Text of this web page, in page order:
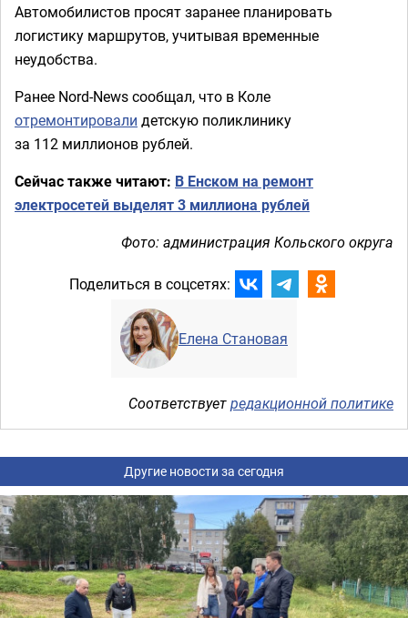
Автомобилистов просят заранее планировать
логистику маршрутов, учитывая временные
неудобства.
Ранее Nord-News сообщал, что в Коле
отремонтировали детскую поликлинику
за 112 миллионов рублей.
Сейчас также читают: В Енском на ремонт
электросетей выделят 3 миллиона рублей
Фото: администрация Кольского округа
Поделиться в соцсетях:
Елена Становая
Соответствуетредакционной политике
Другие новости за сегодня